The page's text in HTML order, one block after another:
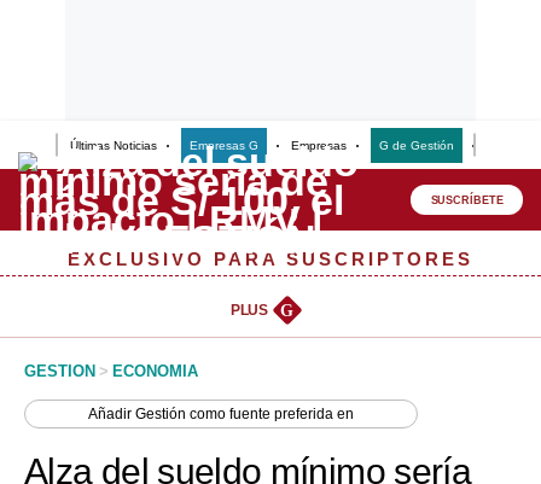
Últimas Noticias Empresas G Empresas G de Gestión
Lo último
Peru Quiosco
Management & Empleo
SUSCRÍBETE
EXCLUSIVO PARA SUSCRIPTORES
PLUS G
GESTION > ECONOMIA
AñadirGestión como fuente preferida en
Alza del sueldo mínimo sería